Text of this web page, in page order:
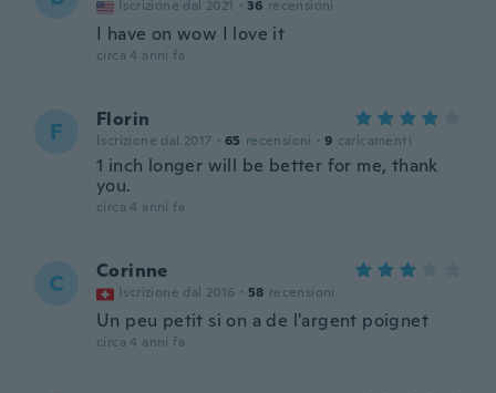
Iscrizione dal 2021 · 36 recensioni
I have on wow I love it
circa 4 anni fa
F Florin
Iscrizione dal 2017 · 65 recensioni · 9 caricamenti
1 inch longer will be better for me, thank
you.
circa 4 anni fa
C Corinne
Iscrizione dal 2016 · 58 recensioni
Un peu petit si on a de l'argent poignet
circa 4 anni fa